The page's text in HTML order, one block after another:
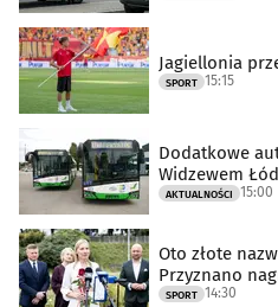
Jagiellonia
SPORT 15:15
Dodatkowe
Widzewem
AKTUALNOŚCI 15:00
Oto złote
Przyznano
SPORT 14:30